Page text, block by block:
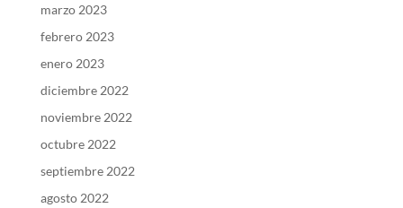
marzo 2023
febrero 2023
enero 2023
diciembre 2022
noviembre 2022
octubre 2022
septiembre 2022
agosto 2022